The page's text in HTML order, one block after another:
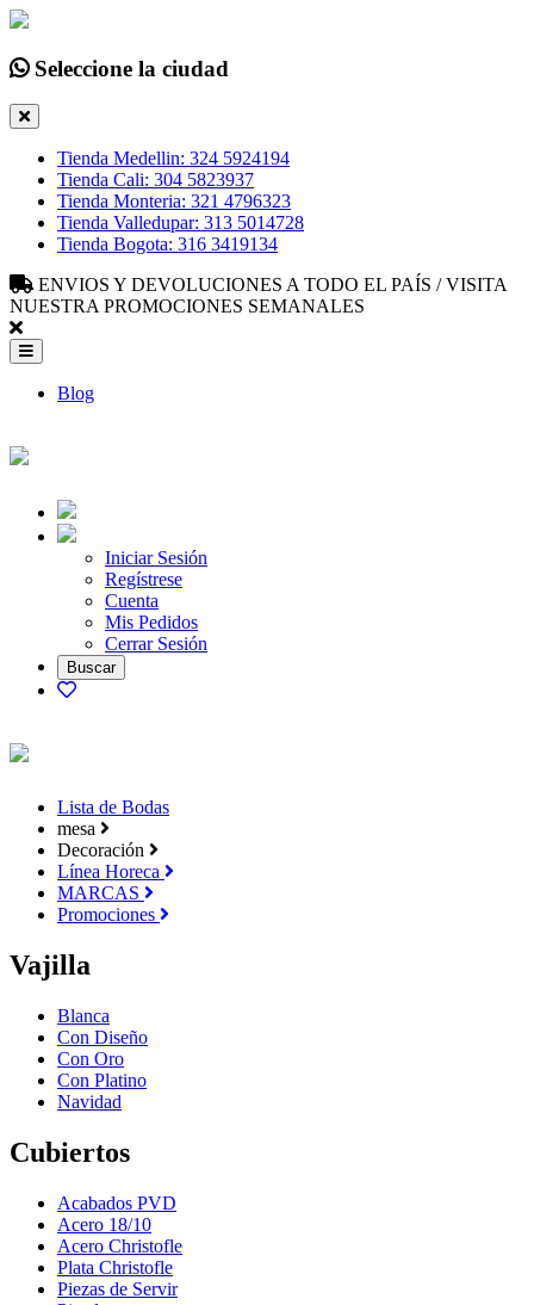
Seleccione la ciudad
Tienda Medellin: 324 5924194
Tienda Cali: 304 5823937
Tienda Monteria: 321 4796323
Tienda Valledupar: 313 5014728
Tienda Bogota: 316 3419134
ENVIOS Y DEVOLUCIONES A TODO EL PAÍS / VISITA
NUESTRA PROMOCIONES SEMANALES
Blog
Iniciar Sesión
Regístrese
Cuenta
Mis Pedidos
Cerrar Sesión
Lista de Bodas
mesa
Decoración
Línea Horeca
MARCAS
Promociones
Vajilla
Blanca
Con Diseño
Con Oro
Con Platino
Navidad
Cubiertos
Acabados PVD
Acero 18/10
Acero Christofle
Plata Christofle
Piezas de Servir